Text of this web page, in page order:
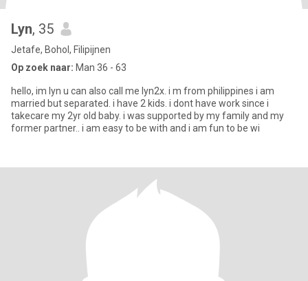
Lyn, 35
Jetafe, Bohol, Filipijnen
Op zoek naar: Man 36 - 63
hello, im lyn u can also call me lyn2x. i m from philippines i am
married but separated. i have 2 kids. i dont have work since i
takecare my 2yr old baby. i was supported by my family and my
former partner.. i am easy to be with and i am fun to be wi